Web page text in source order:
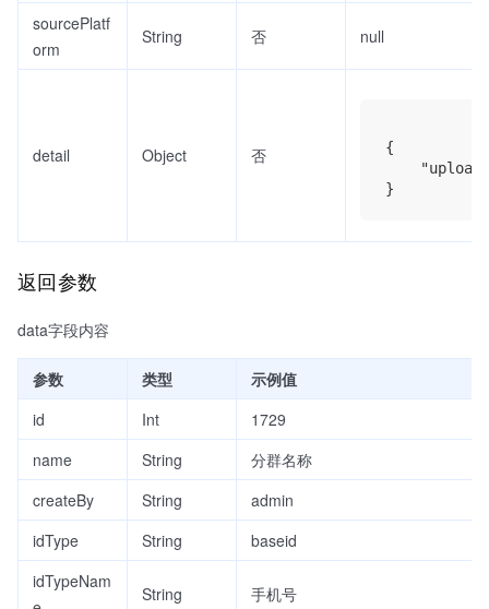
sourcePlatf
orm
String 否 null
detail Object 否
{
返回参数
data字段内容
参数 类型
示例值
id
Int
1729
name
String
分群名称
createBy
String
admin
idType
String
baseid
idTypeNam
String 手机号